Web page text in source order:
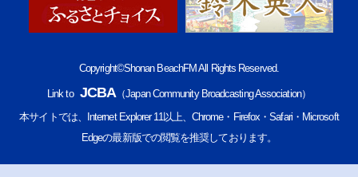
Copyright©Shonan BeachFM All Rights Reserved.
Link to JCBA（Japan Community Broadcasting Association）
本サイトでは、Internet Explorer 11以上、Chrome・Firefox・Safari・Microsoft
Edgeの最新版での閲覧を推奨しております。